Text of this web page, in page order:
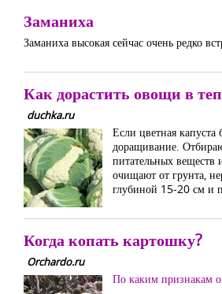
Заманиха
Заманиха высокая сейчас очень редко
Как дорастить овощи в
duchka.ru
Если цветная капуста
доращивание.
питательных веществ
очищают от грунта,
глубиной 15-20 см и
Когда копать картошку?
Orchardo.ru
По каким признакам